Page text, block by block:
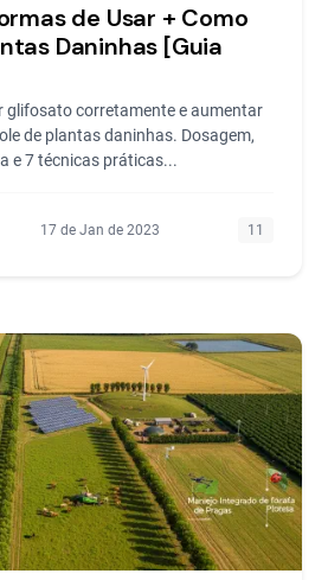
de Usar + Como
Daninhas [Guia
glifosato corretamente e aumentar
de plantas daninhas. Dosagem,
e 7 técnicas práticas...
17 de Jan de 2023 11